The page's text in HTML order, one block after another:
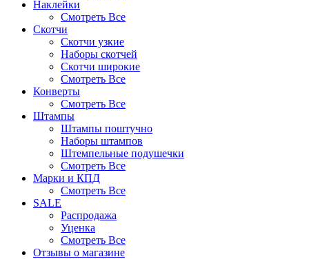
Наклейки
Смотреть Все
Скотчи
Скотчи узкие
Наборы скотчей
Скотчи широкие
Смотреть Все
Конверты
Смотреть Все
Штампы
Штампы поштучно
Наборы штампов
Штемпельные подушечки
Смотреть Все
Марки и КПД
Смотреть Все
SALE
Распродажа
Уценка
Смотреть Все
Отзывы о магазине